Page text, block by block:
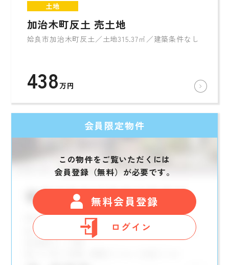
土地
加治木町反土 売土地
姶良市加治木町反土／土地315.37㎡／建築条件なし
438万円
会員限定物件
この物件をご覧いただくには
会員登録（無料）が必要です。
無料会員登録
ログイン